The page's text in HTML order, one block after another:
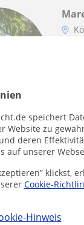
speichert
Website zu
deren
auf unserer
klickst,
Cookie-
Hinweis
Ana